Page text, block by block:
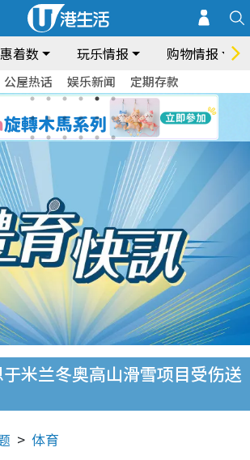
着数 玩乐情报 购物情报
公屋热话 娱乐新闻 定期存款
米兰冬奥高山滑雪项目受伤送
体育